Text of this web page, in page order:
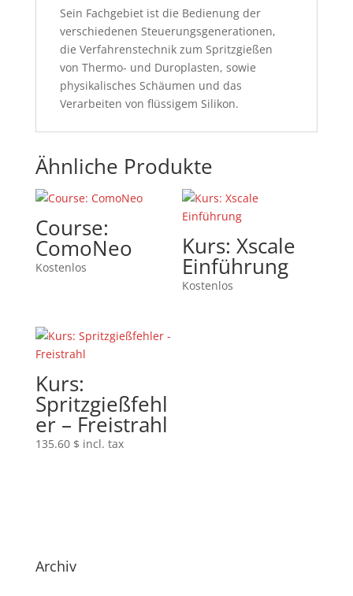
Sein Fachgebiet ist die Bedienung der
verschiedenen Steuerungsgenerationen,
die Verfahrenstechnik zum Spritzgießen
von Thermo- und Duroplasten, sowie
physikalisches Schäumen und das
Verarbeiten von flüssigem Silikon.
Ähnliche Produkte
Course:
ComoNeo
Kostenlos
Kurs: Xscale
Einführung
Kostenlos
Kurs:
Spritzgießfehl
er – Freistrahl
135.60 $ incl. tax
Archiv